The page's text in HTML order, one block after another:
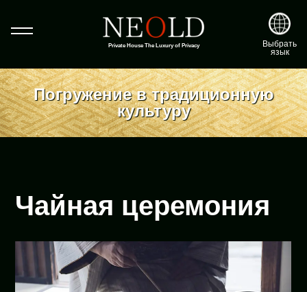
Private House The Luxury of Privacy
Погружение в традиционную
культуру
Чайная церемония
Выбрать
язык